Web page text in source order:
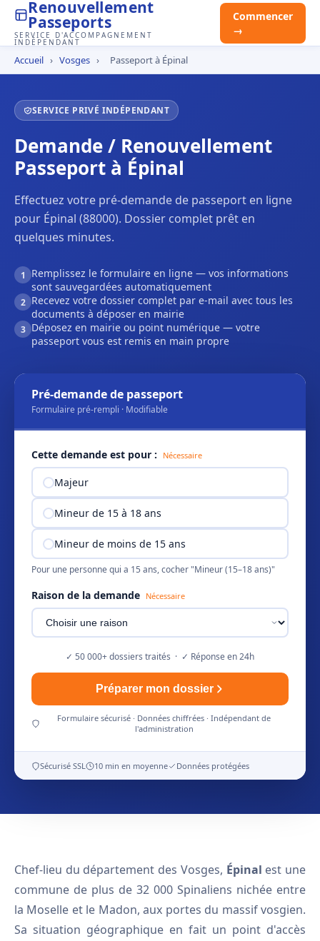
Renouvellement
Passeports
SERVICE D'ACCOMPAGNEMENT
INDÉPENDANT
Commencer
→
Accueil › Vosges › Passeport à Épinal
SERVICE PRIVÉ INDÉPENDANT
Demande / Renouvellement
Passeport à Épinal
Effectuez votre pré-demande de passeport en ligne
pour Épinal (88000). Dossier complet prêt en
quelques minutes.
1
Remplissez le formulaire en ligne — vos informations
sont sauvegardées automatiquement
2 Recevez votre dossier complet par e-mail avec tous les
documents à déposer en mairie
3 Déposez en mairie ou point numérique — votre
passeport vous est remis en main propre
Pré-demande de passeport
Formulaire pré-rempli · Modifiable
Cette demande est pour : Nécessaire
Majeur
Mineur de 15 à 18 ans
Mineur de moins de 15 ans
Pour une personne qui a 15 ans, cocher "Mineur (15–18 ans)"
Raison de la demande Nécessaire
✓ 50 000+ dossiers traités · ✓ Réponse en 24h
Préparer mon dossier
Formulaire sécurisé · Données chiffrées · Indépendant de
l'administration
Sécurisé SSL 10 min en moyenne Données protégées
Chef-lieu du département des Vosges, Épinal est une
commune de plus de 32 000 Spinaliens nichée entre
la Moselle et le Madon, aux portes du massif vosgien.
Sa situation géographique en fait un point d'accès